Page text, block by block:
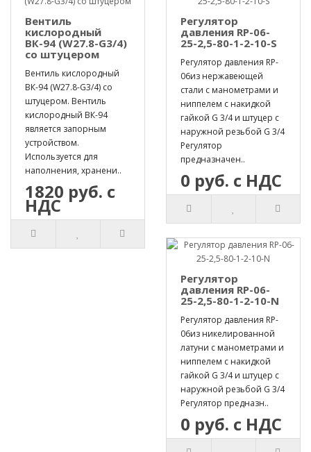
Вентиль
кислородный
ВК-94 (W27.8-G3/4)
со штуцером
Вентиль кислородный
ВК-94 (W27.8-G3/4) со
штуцером. Вентиль
кислородный ВК-94
является запорным
устройством.
Используется для
наполнения, хранени..
1820 руб. с
НДС
Регулятор
давления RP-06-
25-2,5-80-1-2-10-S
Регулятор давления RP-
06из нержавеющей
стали с манометрами и
ниппелем с накидкой
гайкой G 3/4 и штуцер с
наружной резьбой G 3/4
Регулятор
предназначен..
0 руб. с НДС
Регулятор
давления RP-06-
25-2,5-80-1-2-10-N
Регулятор давления RP-
06из никелированной
латуни с манометрами и
ниппелем с накидкой
гайкой G 3/4 и штуцер с
наружной резьбой G 3/4
Регулятор предназн..
0 руб. с НДС